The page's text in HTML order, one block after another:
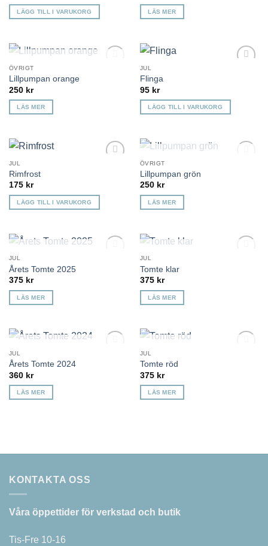
LÄGG TILL I VARUKORG LÄS MER
ÖVRIGT
Lillpumpan orange
250 kr
LÄS MER
JUL
Flinga
95 kr
LÄGG TILL I VARUKORG
JUL
Rimfrost
175 kr
LÄGG TILL I VARUKORG
ÖVRIGT
Lillpumpan grön
250 kr
LÄS MER
JUL
Årets Tomte 2025
375 kr
LÄS MER
JUL
Tomte klar
375 kr
LÄS MER
JUL
Årets Tomte 2024
360 kr
LÄS MER
JUL
Tomte röd
375 kr
LÄS MER
KONTAKTA OSS
Våra öppettider för verkstad och butik
Tis-Fre 10-16